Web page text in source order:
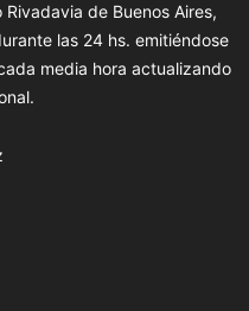
de Buenos Aires,
las 24 hs. emitiéndose
media hora actualizando